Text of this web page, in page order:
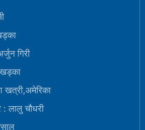
गिरी
खड्का
खत्री,अमेरिका
: लालु चौधरी